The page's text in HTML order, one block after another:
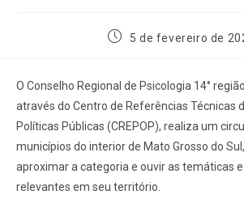
5 de fevereiro de
O Conselho Regional de Psicologia 14°
através do Centro de Referências Técnicas
Políticas Públicas (CREPOP), realiza um
municípios do interior de Mato Grosso do
aproximar a categoria e ouvir as temáticas
relevantes em seu território.